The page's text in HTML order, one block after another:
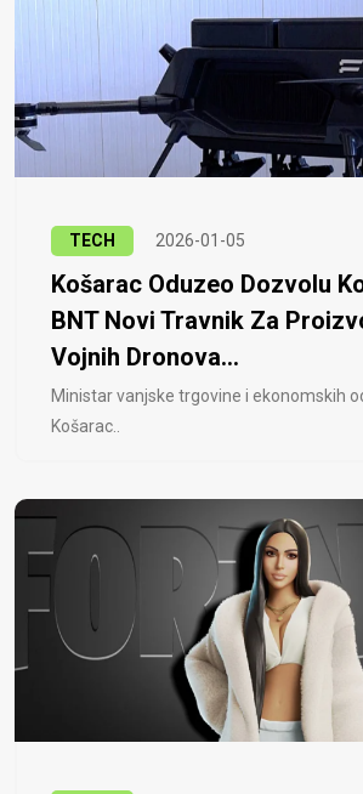
TECH 2026-01-05
Košarac Oduzeo Dozvolu
BNT Novi Travnik Za
Vojnih Dronova...
Ministar vanjske trgovine i ekonomskih
Košarac..